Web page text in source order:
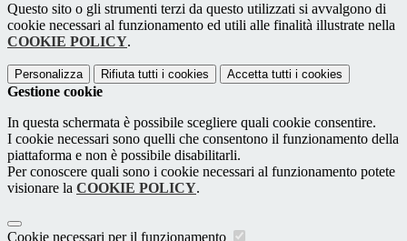
Questo sito o gli strumenti terzi da questo utilizzati si avvalgono di
cookie necessari al funzionamento ed utili alle finalità illustrate nella
COOKIE POLICY.
Personalizza Rifiuta tutti i cookies Accetta tutti i cookies
Gestione cookie
In questa schermata è possibile scegliere quali cookie consentire.
I cookie necessari sono quelli che consentono il funzionamento della
piattaforma e non è possibile disabilitarli.
Per conoscere quali sono i cookie necessari al funzionamento potete
visionare la COOKIE POLICY.
Cookie necessari per il funzionamento